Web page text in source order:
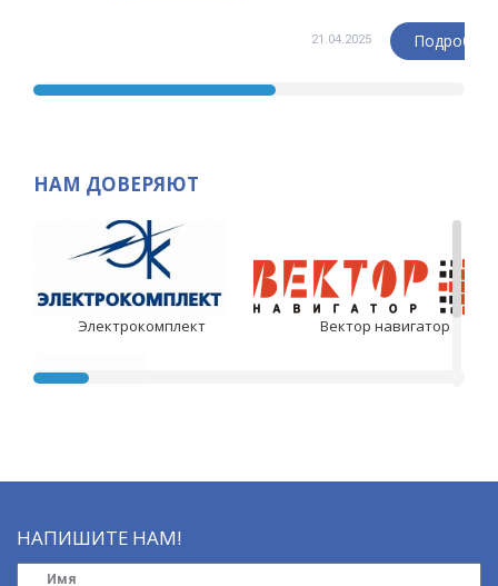
21.04.2025 Подробнее
НАМ ДОВЕРЯЮТ
Электрокомплект Вектор навигатор
НАПИШИТЕ НАМ!